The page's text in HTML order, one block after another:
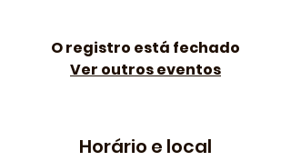
O registro está fechado
Ver outros eventos
Horário e local